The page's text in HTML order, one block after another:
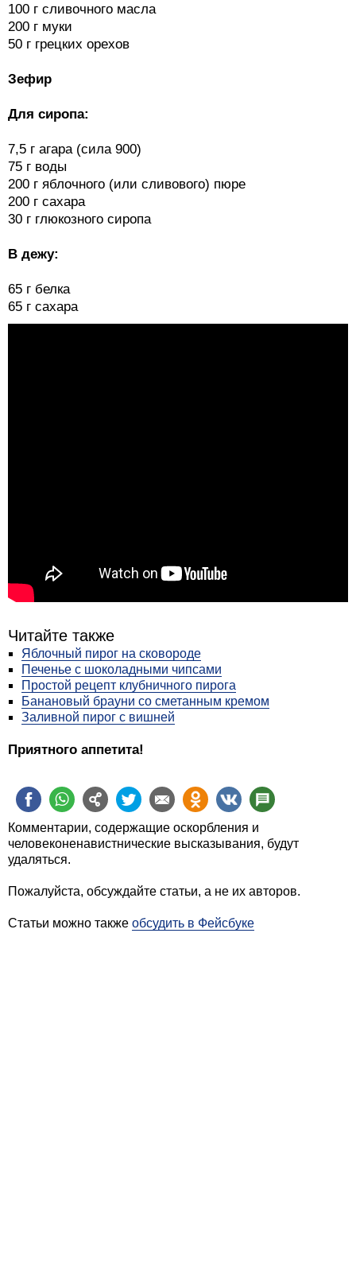
100 г сливочного масла
200 г муки
50 г грецких орехов
Зефир
Для сиропа:
7,5 г агара (сила 900)
75 г воды
200 г яблочного (или сливового) пюре
200 г сахара
30 г глюкозного сиропа
В дежу:
65 г белка
65 г сахара
Читайте также
Яблочный пирог на сковороде
Печенье с шоколадными чипсами
Простой рецепт клубничного пирога
Банановый брауни со сметанным кремом
Заливной пирог с вишней
Приятного аппетита!
Комментарии, содержащие оскорбления и
человеконенавистнические высказывания, будут
удаляться.
Пожалуйста, обсуждайте статьи, а не их авторов.
Статьи можно также обсудить в Фейсбуке